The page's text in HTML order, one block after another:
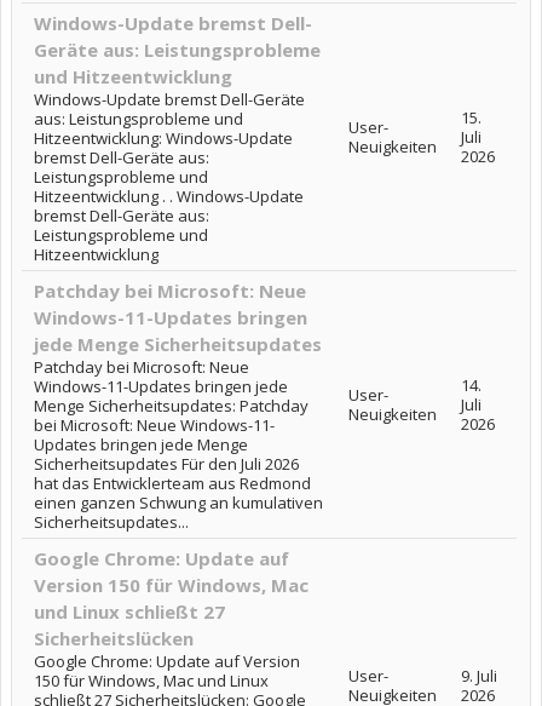
Windows-Update bremst Dell-
Geräte aus: Leistungsprobleme
und Hitzeentwicklung
Windows-Update bremst Dell-Geräte
aus: Leistungsprobleme und
Hitzeentwicklung: Windows-Update
bremst Dell-Geräte aus:
Leistungsprobleme und
Hitzeentwicklung . . Windows-Update
bremst Dell-Geräte aus:
Leistungsprobleme und
Hitzeentwicklung
User-
Neuigkeiten
15.
Juli
2026
Patchday bei Microsoft: Neue
Windows-11-Updates bringen
jede Menge Sicherheitsupdates
Patchday bei Microsoft: Neue
Windows-11-Updates bringen jede
Menge Sicherheitsupdates: Patchday
bei Microsoft: Neue Windows-11-
Updates bringen jede Menge
Sicherheitsupdates Für den Juli 2026
hat das Entwicklerteam aus Redmond
einen ganzen Schwung an kumulativen
Sicherheitsupdates...
User-
Neuigkeiten
14.
Juli
2026
Google Chrome: Update auf
Version 150 für Windows, Mac
und Linux schließt 27
Sicherheitslücken
Google Chrome: Update auf Version
150 für Windows, Mac und Linux
schließt 27 Sicherheitslücken: Google
User-
Neuigkeiten
9. Juli
2026